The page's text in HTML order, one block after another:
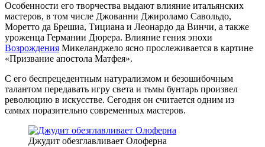
Особенности его творчества выдают влияние итальянских
мастеров, в том числе Джованни Джироламо Савольдо,
Моретто да Брешиа, Тициана и Леонардо да Винчи, а также
уроженца Германии Дюрера. Влияние гения эпохи
Возрождения Микеланджело ясно прослеживается в картине
«Призвание апостола Матфея».
С его беспрецедентным натурализмом и безошибочным
талантом передавать игру света и тьмы бунтарь произвел
революцию в искусстве. Сегодня он считается одним из
самых поразительно современных мастеров.
Джудит обезглавливает Олоферна